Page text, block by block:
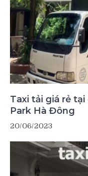
Taxi tải giá rẻ
Park Hà Đông
20/06/2023